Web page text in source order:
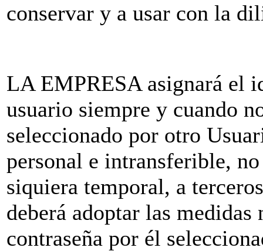
conservar y a usar con la
LA EMPRESA asignará el
usuario siempre y cuando
seleccionado por otro
personal e intransferible,
siquiera temporal, a
deberá adoptar las
contraseña por él